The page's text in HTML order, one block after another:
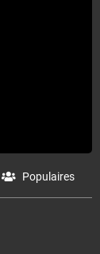
Populaires